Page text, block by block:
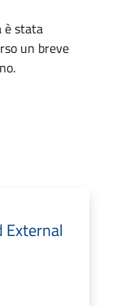
è stata
un breve
External